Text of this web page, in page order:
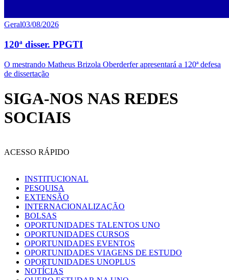
Geral03/08/2026
120ª disser. PPGTI
O mestrando Matheus Brizola Oberderfer apresentará a 120ª defesa
de dissertação
SIGA-NOS NAS REDES
SOCIAIS
ACESSO RÁPIDO
INSTITUCIONAL
PESQUISA
EXTENSÃO
INTERNACIONALIZAÇÃO
BOLSAS
OPORTUNIDADES TALENTOS UNO
OPORTUNIDADES CURSOS
OPORTUNIDADES EVENTOS
OPORTUNIDADES VIAGENS DE ESTUDO
OPORTUNIDADES UNOPLUS
NOTÍCIAS